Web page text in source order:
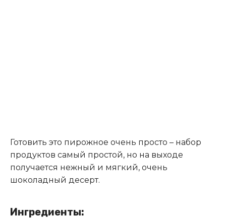
Готовить это пирожное очень просто – набор
продуктов самый простой, но на выходе
получается нежный и мягкий, очень
шоколадный десерт.
Ингредиенты: